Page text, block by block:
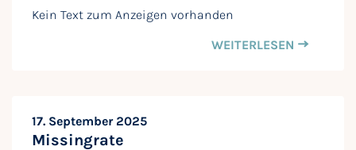
Kein Text zum Anzeigen vorhanden
WEITERLESEN
17. September 2025
Missingrate